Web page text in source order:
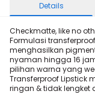
Details
Checkmatte, like no
Formulasi
menghasilkan
nyaman hingga 16
pilihan warna yang
Transferproof Lipstick
ringan & tidak lengket